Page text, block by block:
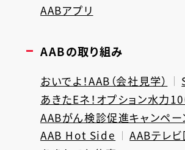
AABアプリ
AABの取り組み
おいでよ！AAB（会社見学）
あきたEネ！オプション水力
AABがん検診促進キャンペー
AAB Hot Side
AABテレ